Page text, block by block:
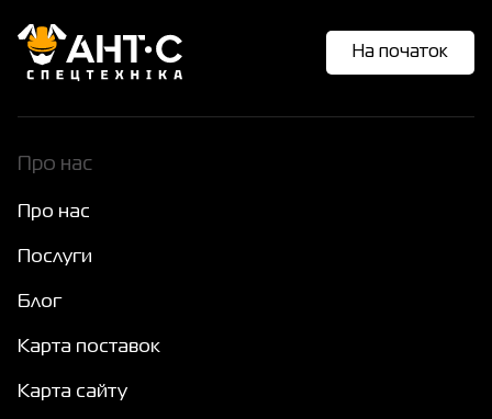
На початок
Про нас
Про нас
Послуги
Блог
Карта поставок
Карта сайту